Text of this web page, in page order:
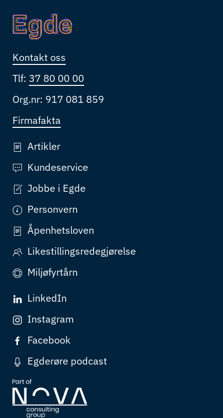
Kontakt oss
Tlf: 37 80 00 00
Org.nr: 917 081 859
Firmafakta
Artikler
Kundeservice
Jobbe i Egde
Personvern
Åpenhetsloven
Likestillingsredegjørelse
Miljøfyrtårn
LinkedIn
Instagram
Facebook
Egderøre podcast